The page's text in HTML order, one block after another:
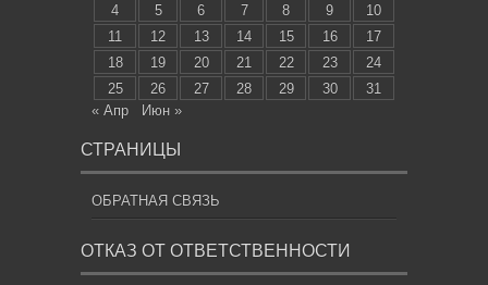
4
5 6 7 8 9
10
11
12 13 14 15 16
17
18
19 20 21 22 23
24
25
26 27 28 29 30
31
« Апр
Июн »
СТРАНИЦЫ
ОБРАТНАЯ СВЯЗЬ
ОТКАЗ ОТ ОТВЕТСТВЕННОСТИ